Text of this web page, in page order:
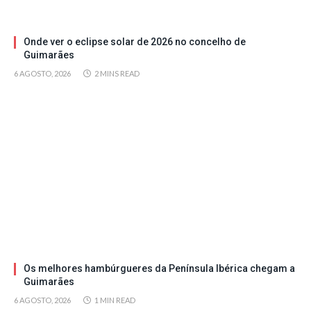
Onde ver o eclipse solar de 2026 no concelho de
Guimarães
6 AGOSTO, 2026 2 MINS READ
Os melhores hambúrgueres da Península Ibérica chegam a
Guimarães
6 AGOSTO, 2026 1 MIN READ